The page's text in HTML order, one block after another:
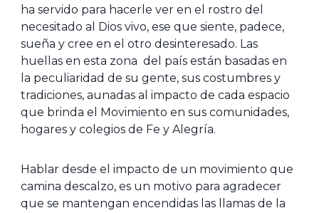
ha servido para hacerle ver en el rostro del
necesitado al Dios vivo, ese que siente, padece,
sueña y cree en el otro desinteresado. Las
huellas en esta zona del país están basadas en
la peculiaridad de su gente, sus costumbres y
tradiciones, aunadas al impacto de cada espacio
que brinda el Movimiento en sus comunidades,
hogares y colegios de Fe y Alegría.
Hablar desde el impacto de un movimiento que
camina descalzo, es un motivo para agradecer
que se mantengan encendidas las llamas de la